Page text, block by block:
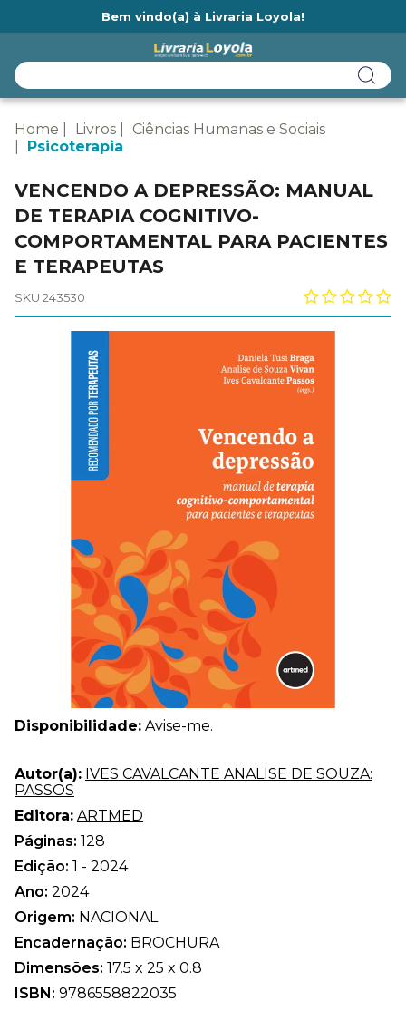
Bem vindo(a) à Livraria Loyola!
Home Livros
Ciências Humanas e Sociais
Psicoterapia
VENCENDO A DEPRESSÃO: MANUAL
DE TERAPIA COGNITIVO-
COMPORTAMENTAL PARA PACIENTES
E TERAPEUTAS
SKU 243530
Disponibilidade: Avise-me.
Autor(a): IVES CAVALCANTE ANALISE DE SOUZA:
PASSOS
Editora: ARTMED
Páginas: 128
Edição: 1 - 2024
Ano: 2024
Origem: NACIONAL
Encadernação: BROCHURA
Dimensões: 17.5 x 25 x 0.8
ISBN: 9786558822035